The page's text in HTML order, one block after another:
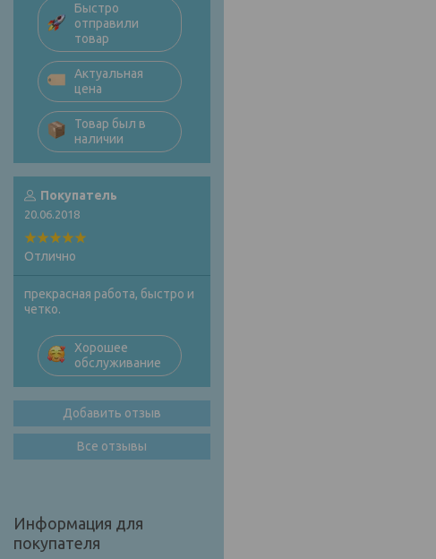
Быстро
отправили
товар
Актуальная
цена
Товар был в
наличии
Покупатель
20.06.2018
Отлично
прекрасная работа, быстро и
четко.
Хорошее
обслуживание
Добавить отзыв
Все отзывы
Информация для
покупателя